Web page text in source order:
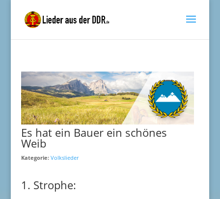
Es hat ein Bauer ein schönes
Weib
Kategorie: Volkslieder
1. Strophe: